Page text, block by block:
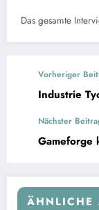
Das gesamte
Vorheriger
Industrie
Nächster
Gameforge
ÄHNLICHE